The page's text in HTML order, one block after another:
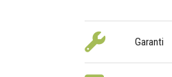
Garanti